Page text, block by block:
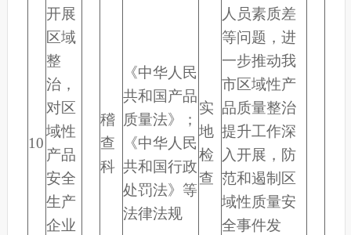
10
开展
区域
整
治，
对区
域性
产品
安全
生产
企业
稽
查
科
《中华人民
共和国产品
质量法》；
《中华人民
共和国行政
处罚法》等
法律法规
实
地
检
查
人员素质差
等问题，进
一步推动我
市区域性产
品质量整治
提升工作深
入开展，防
范和遏制区
域性质量安
全事件发